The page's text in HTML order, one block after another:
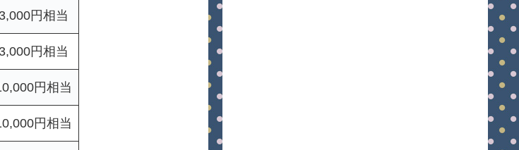
3,000円相当
3,000円相当
円相当
円相当